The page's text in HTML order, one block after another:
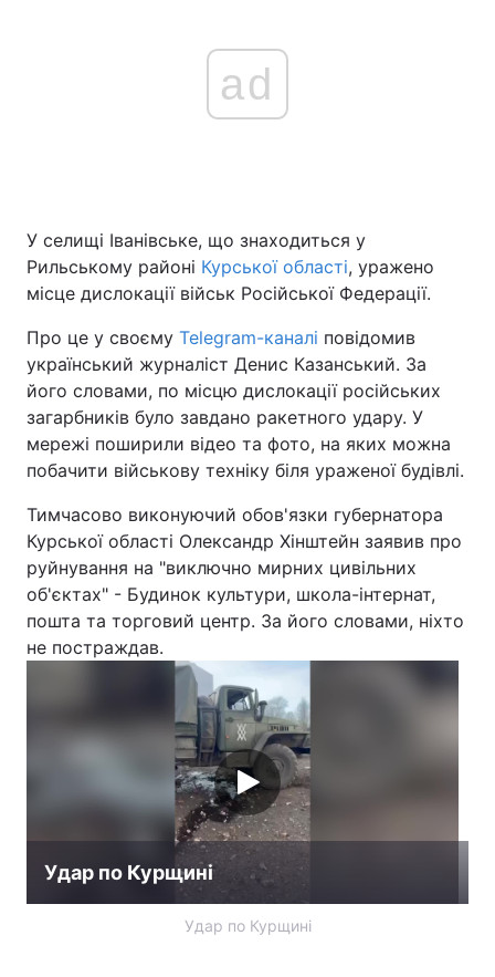
Головна Війна
Україна Політика
Економіка Світ
Спорт Наука
Зброя Інциденти
Здоров'я Туризм
Цікавинки Погода
Лонгріди
Відео з Youtube Статті
Інтерв'ю Думки
Вакансії
ad
У селищі Іванівське, що знаходиться у
Рильському районі Курської області, уражено
місце дислокації військ Російської Федерації.
Про це у своєму Telegram-каналі повідомив
український журналіст Денис Казанський. За
його словами, по місцю дислокації російських
загарбників було завдано ракетного удару. У
мережі поширили відео та фото, на яких можна
побачити військову техніку біля ураженої будівлі.
Тимчасово виконуючий обов'язки губернатора
Курської області Олександр Хінштейн заявив про
руйнування на "виключно мирних цивільних
об'єктах" - Будинок культури, школа-інтернат,
пошта та торговий центр. За його словами, ніхто
не постраждав.
Удар по Курщині
Удар по Курщині